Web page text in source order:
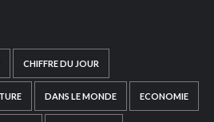
CHIFFRE DU JOUR
DANS LE MONDE ECONOMIE